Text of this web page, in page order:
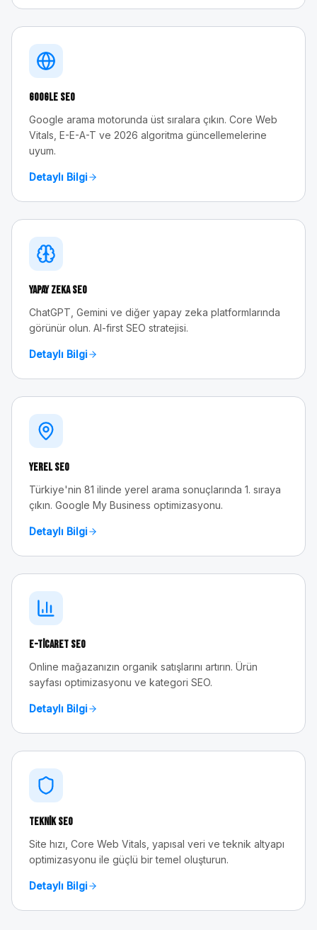
Google SEO
Google arama motorunda üst sıralara çıkın. Core Web
Vitals, E-E-A-T ve 2026 algoritma güncellemelerine
uyum.
Detaylı Bilgi
Yapay Zeka SEO
ChatGPT, Gemini ve diğer yapay zeka platformlarında
görünür olun. AI-first SEO stratejisi.
Detaylı Bilgi
Yerel SEO
Türkiye'nin 81 ilinde yerel arama sonuçlarında 1. sıraya
çıkın. Google My Business optimizasyonu.
Detaylı Bilgi
E-Ticaret SEO
Online mağazanızın organik satışlarını artırın. Ürün
sayfası optimizasyonu ve kategori SEO.
Detaylı Bilgi
Teknik SEO
Site hızı, Core Web Vitals, yapısal veri ve teknik altyapı
optimizasyonu ile güçlü bir temel oluşturun.
Detaylı Bilgi